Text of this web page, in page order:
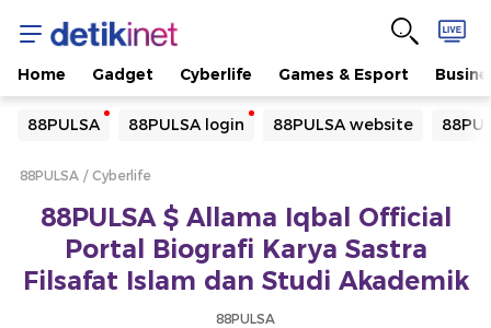
Home Gadget Cyberlife Games & Esport
88PULSA 88PULSA login 88PULSA website
Yang sedang ramai dicari
Loading...
Loading...
88PULSA Cyberlife
88PULSA $ Allama Iqbal Official
Portal Biografi Karya Sastra
Filsafat Islam dan Studi Akademik
88PULSA